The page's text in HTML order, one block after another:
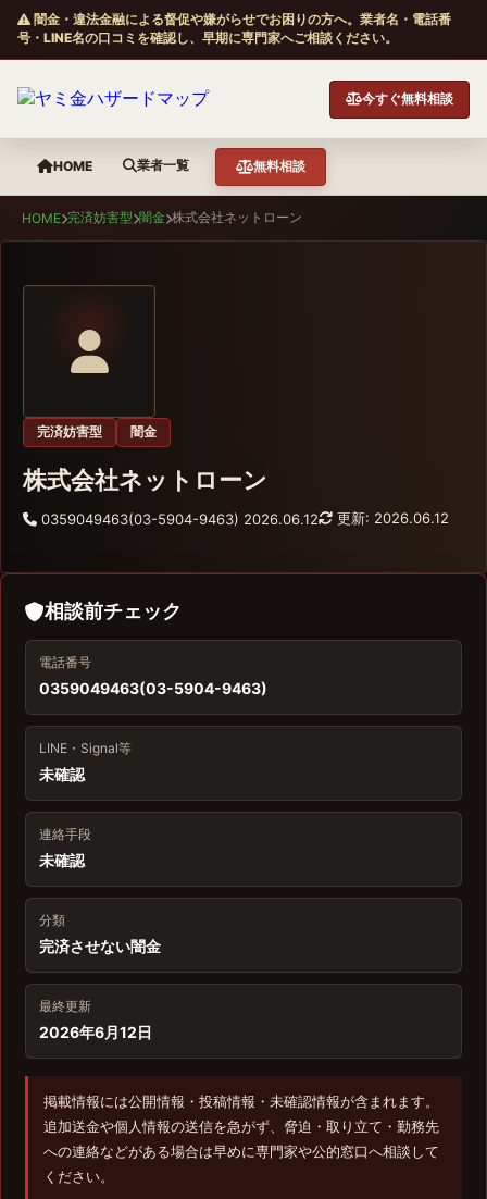
闇金・違法金融による督促や嫌がらせでお困りの方へ。業者名・電話番
号・LINE名の口コミを確認し、早期に専門家へご相談ください。
今すぐ無料相談
HOME 業者一覧 無料相談
HOME 完済妨害型 闇金 株式会社ネットローン
完済妨害型 闇金
株式会社ネットローン
0359049463(03-5904-9463) 2026.06.12 更新: 2026.06.12
相談前チェック
電話番号
0359049463(03-5904-9463)
LINE・Signal等
未確認
連絡手段
未確認
分類
完済させない闇金
最終更新
2026年6月12日
掲載情報には公開情報・投稿情報・未確認情報が含まれます。
追加送金や個人情報の送信を急がず、脅迫・取り立て・勤務先
への連絡などがある場合は早めに専門家や公的窓口へ相談して
ください。